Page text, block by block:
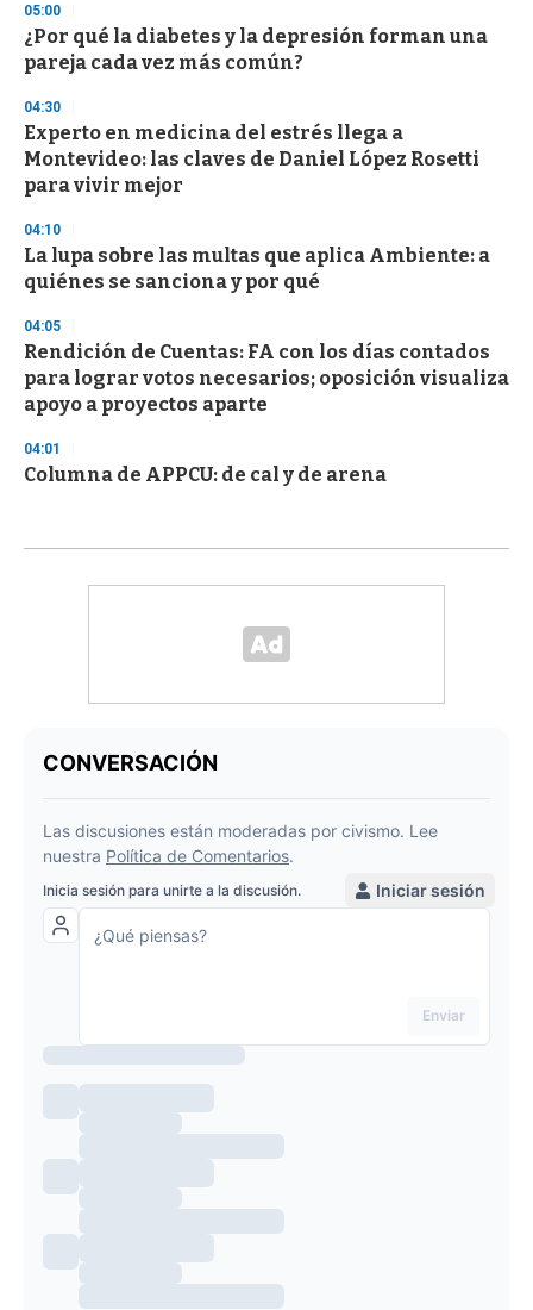
05:00
¿Por qué la diabetes y la depresión forman una
pareja cada vez más común?
04:30
Experto en medicina del estrés llega a
Montevideo: las claves de Daniel López Rosetti
para vivir mejor
04:10
La lupa sobre las multas que aplica Ambiente: a
quiénes se sanciona y por qué
04:05
Rendición de Cuentas: FA con los días contados
para lograr votos necesarios; oposición visualiza
apoyo a proyectos aparte
04:01
Columna de APPCU: de cal y de arena